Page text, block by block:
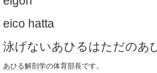
eico hatta
泳げないあひるはただのあ
あひる解剖学の体育部長です。